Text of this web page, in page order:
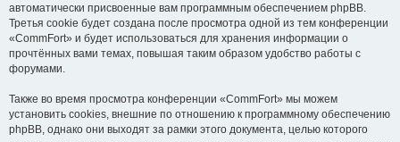
автоматически присвоенные вам программным обеспечением phpBB.
Третья cookie будет создана после просмотра одной из тем конференции
«CommFort» и будет использоваться для хранения информации о
прочтённых вами темах, повышая таким образом удобство работы с
форумами.
Также во время просмотра конференции «CommFort» мы можем
установить cookies, внешние по отношению к программному обеспечению
phpBB, однако они выходят за рамки этого документа, целью которого